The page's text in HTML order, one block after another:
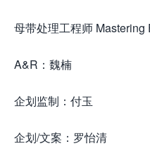
母带处理工程师
A&R：魏楠
企划监制：付玉
企划/文案：罗怡清